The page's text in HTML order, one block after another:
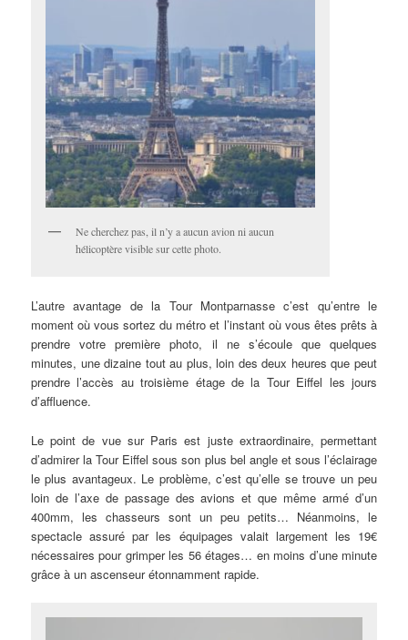
Ne cherchez pas, il n’y a aucun avion ni aucun
hélicoptère visible sur cette photo.
L’autre avantage de la Tour Montparnasse c’est qu’entre le
moment où vous sortez du métro et l’instant où vous êtes prêts à
prendre votre première photo, il ne s’écoule que quelques
minutes, une dizaine tout au plus, loin des deux heures que peut
prendre l’accès au troisième étage de la Tour Eiffel les jours
d’affluence.
Le point de vue sur Paris est juste extraordinaire, permettant
d’admirer la Tour Eiffel sous son plus bel angle et sous l’éclairage
le plus avantageux. Le problème, c’est qu’elle se trouve un peu
loin de l’axe de passage des avions et que même armé d’un
400mm, les chasseurs sont un peu petits… Néanmoins, le
spectacle assuré par les équipages valait largement les 19€
nécessaires pour grimper les 56 étages… en moins d’une minute
grâce à un ascenseur étonnamment rapide.